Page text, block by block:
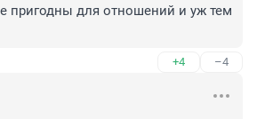
пригодны для отношений и уж тем
+4 –4